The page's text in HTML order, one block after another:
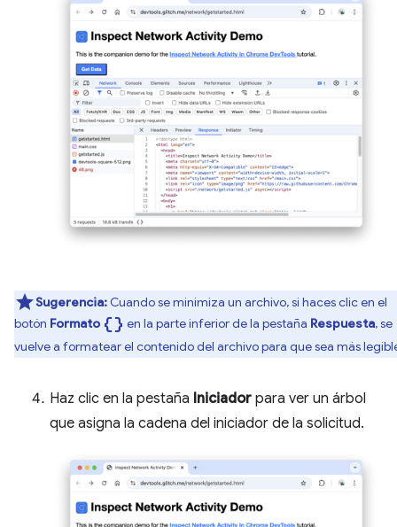
Sugerencia: Cuando se minimiza un archivo, si haces clic en el
botón Formato data_object en la parte inferior de la pestaña Respuesta, se
vuelve a formatear el contenido del archivo para que sea más
Haz clic en la pestaña Iniciador para ver un árbol
que asigna la cadena del iniciador de la solicitud.